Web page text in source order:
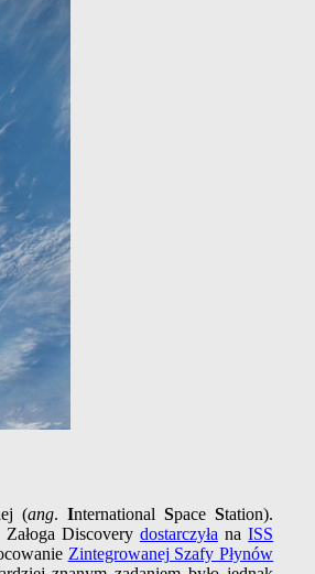
(ang.InternationalSpaceStation).
Discovery dostarczyła naISS
Zintegrowanej Szafy Płynów